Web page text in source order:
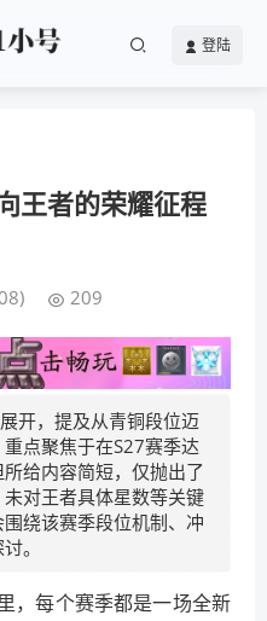
登陆
王者的荣耀征程
209
开，提及从青铜段位迈
点聚焦于在S27赛季达
给内容简短，仅抛出了
对王者具体星数等关键
绕该赛季段位机制、冲
。
，每个赛季都是一场全新